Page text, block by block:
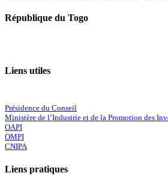
République du Togo
Liens utiles
Présidence du Conseil
Ministère de l’Industrie et de la Promotion des
OAPI
OMPI
CNIPA
Liens pratiques